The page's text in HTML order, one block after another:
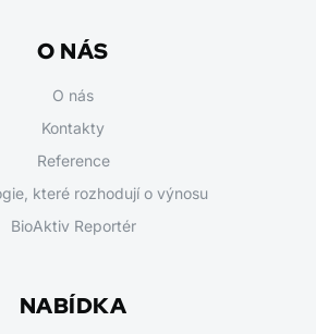
O NÁS
O nás
Kontakty
Reference
které rozhodují o výnosu
BioAktiv Reportér
NABÍDKA